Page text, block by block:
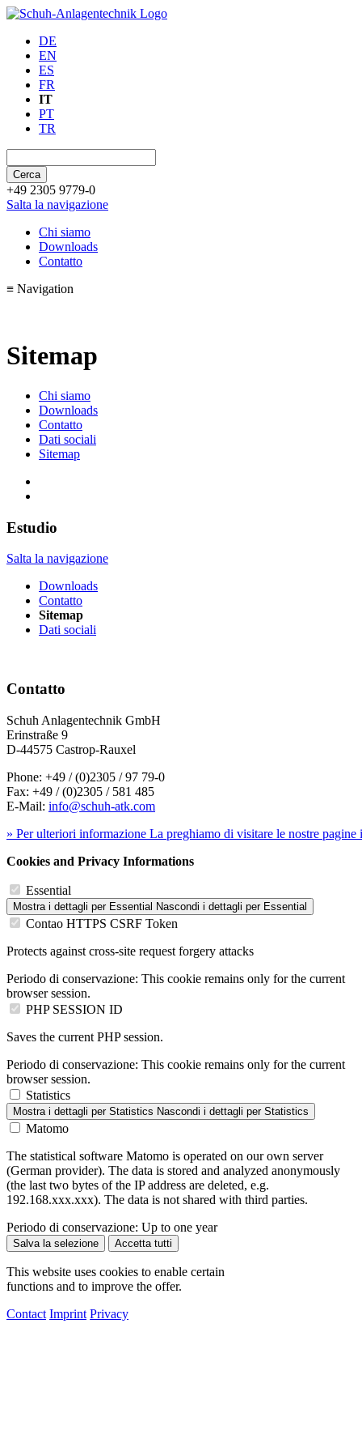
DE
EN
ES
FR
IT
PT
TR
Cerca
+49 2305 9779-0
Salta la navigazione
Chi siamo
Downloads
Contatto
≡ Navigation
Sitemap
Chi siamo
Downloads
Contatto
Dati sociali
Sitemap
Estudio
Salta la navigazione
Downloads
Contatto
Sitemap
Dati sociali
Contatto
Schuh Anlagentechnik GmbH
Erinstraße 9
D-44575 Castrop-Rauxel
Phone: +49 / (0)2305 / 97 79-0
Fax: +49 / (0)2305 / 581 485
E-Mail: info@schuh-atk.com
» Per ulteriori informazione La preghiamo di visitare le nostre
Cookies and Privacy Informations
Essential
Mostra i dettagli per Essential Nascondi i dettagli per Essential
Contao HTTPS CSRF Token
Protects against cross-site request forgery attacks
Periodo di conservazione: This cookie remains only for the current
browser session.
PHP SESSION ID
Saves the current PHP session.
Periodo di conservazione: This cookie remains only for the current
browser session.
Statistics
Mostra i dettagli per Statistics Nascondi i dettagli per Statistics
Matomo
The statistical software Matomo is operated on our own server
(German provider). The data is stored and analyzed anonymously
(the last two bytes of the IP address are deleted, e.g.
192.168.xxx.xxx). The data is not shared with third parties.
Periodo di conservazione: Up to one year
Salva la selezione Accetta tutti
This website uses cookies to enable certain
functions and to improve the offer.
Contact Imprint Privacy